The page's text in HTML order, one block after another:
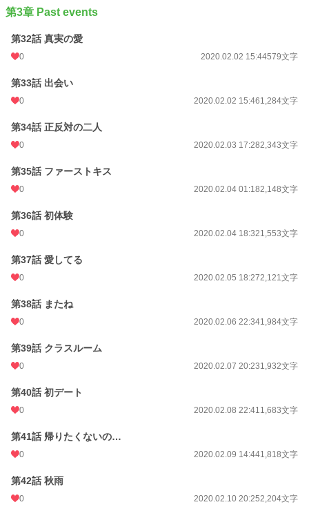
第3章 Past events
第32話 真実の愛
0 2020.02.02 15:44579文字
第33話 出会い
0 2020.02.02 15:461,284文字
第34話 正反対の二人
0 2020.02.03 17:282,343文字
第35話 ファーストキス
0 2020.02.04 01:182,148文字
第36話 初体験
0 2020.02.04 18:321,553文字
第37話 愛してる
0 2020.02.05 18:272,121文字
第38話 またね
0 2020.02.06 22:341,984文字
第39話 クラスルーム
0 2020.02.07 20:231,932文字
第40話 初デート
0 2020.02.08 22:411,683文字
第41話 帰りたくないの…
0 2020.02.09 14:441,818文字
第42話 秋雨
0 2020.02.10 20:252,204文字